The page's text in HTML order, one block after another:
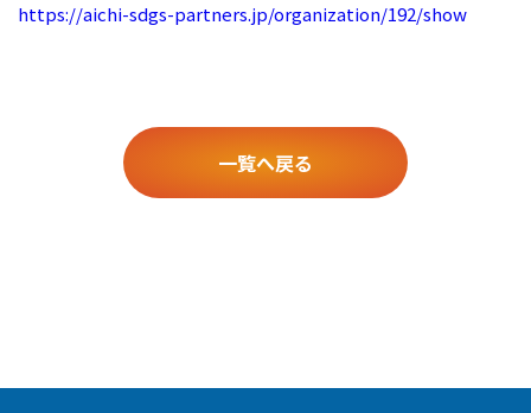
https://aichi-sdgs-partners.jp/organization/192/show
一覧へ戻る